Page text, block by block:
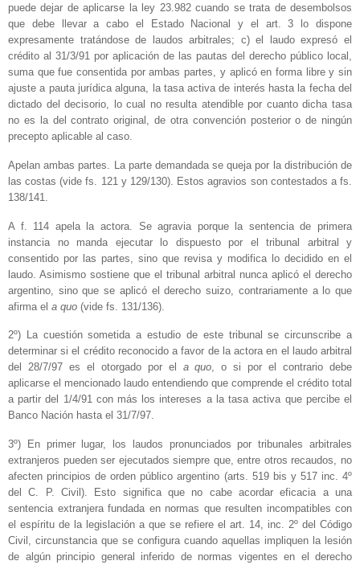
puede dejar de aplicarse la ley 23.982 cuando se trata de desembolsos
que debe llevar a cabo el Estado Nacional y el art. 3 lo dispone
expresamente tratándose de laudos arbitrales; c) el laudo expresó el
crédito al 31/3/91 por aplicación de las pautas del derecho público local,
suma que fue consentida por ambas partes, y aplicó en forma libre y sin
ajuste a pauta jurídica alguna, la tasa activa de interés hasta la fecha del
dictado del decisorio, lo cual no resulta atendible por cuanto dicha tasa
no es la del contrato original, de otra convención posterior o de ningún
precepto aplicable al caso.
Apelan ambas partes. La parte demandada se queja por la distribución de
las costas (vide fs. 121 y 129/130). Estos agravios son contestados a fs.
138/141.
A f. 114 apela la actora. Se agravia porque la sentencia de primera
instancia no manda ejecutar lo dispuesto por el tribunal arbitral y
consentido por las partes, sino que revisa y modifica lo decidido en el
laudo. Asimismo sostiene que el tribunal arbitral nunca aplicó el derecho
argentino, sino que se aplicó el derecho suizo, contrariamente a lo que
afirma el a quo (vide fs. 131/136).
2º) La cuestión sometida a estudio de este tribunal se circunscribe a
determinar si el crédito reconocido a favor de la actora en el laudo arbitral
del 28/7/97 es el otorgado por el a quo, o si por el contrario debe
aplicarse el mencionado laudo entendiendo que comprende el crédito total
a partir del 1/4/91 con más los intereses a la tasa activa que percibe el
Banco Nación hasta el 31/7/97.
3º) En primer lugar, los laudos pronunciados por tribunales arbitrales
extranjeros pueden ser ejecutados siempre que, entre otros recaudos, no
afecten principios de orden público argentino (arts. 519 bis y 517 inc. 4º
del C. P. Civil). Esto significa que no cabe acordar eficacia a una
sentencia extranjera fundada en normas que resulten incompatibles con
el espíritu de la legislación a que se refiere el art. 14, inc. 2º del Código
Civil, circunstancia que se configura cuando aquellas impliquen la lesión
de algún principio general inferido de normas vigentes en el derecho